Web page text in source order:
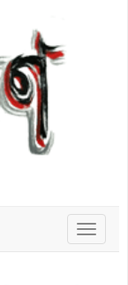
Toggle